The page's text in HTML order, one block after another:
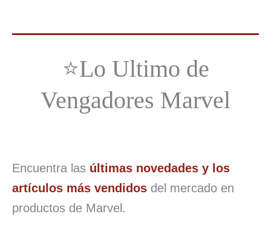
⭐Lo Ultimo de
Vengadores Marvel
Encuentra las últimas novedades y los
artículos más vendidos del mercado en
productos de Marvel.